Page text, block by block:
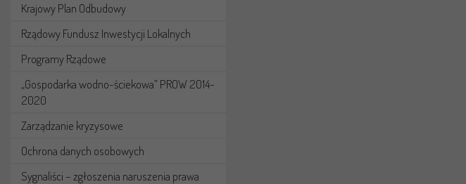
Krajowy Plan Odbudowy
Rządowy Fundusz Inwestycji Lokalnych
Programy Rządowe
„Gospodarka wodno-ściekowa” PROW 2014-
2020
Zarządzanie kryzysowe
Ochrona danych osobowych
Sygnaliści – zgłoszenia naruszenia prawa